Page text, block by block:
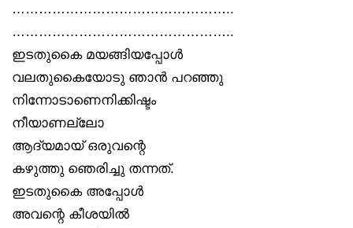
…………………………………………..
…………………………………………..
ഇടതുകൈ മയങ്ങിയപ്പോൾ
വലതുകൈയോടു ഞാൻ പറഞ്ഞു
നിന്നോടാണെനിക്കിഷ്ടം
നീയാണല്ലോ
ആദ്യമായ് ഒരുവന്റെ
കഴുത്തു ഞെരിച്ചു തന്നത്.
ഇടതുകൈ അപ്പോൾ
അവന്റെ കീശയിൽ